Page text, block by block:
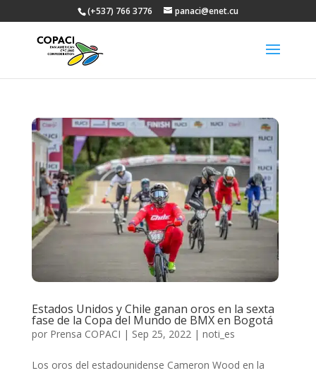
(+537) 766 3776 panaci@enet.cu
Estados Unidos y Chile ganan oros en la sexta
fase de la Copa del Mundo de BMX en Bogotá
por Prensa COPACI | Sep 25, 2022| noti_es
Los oros del estadounidense Cameron Wood en la